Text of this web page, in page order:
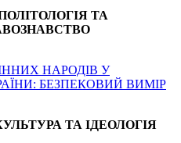
ТА
НАРОДІВ У
БЕЗПЕКОВИЙ ВИМІР
ТА ІДЕОЛОГІЯ